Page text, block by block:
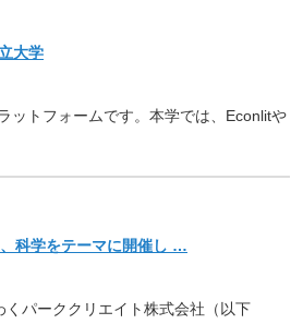
大学
ットフォームです。 本学では、Econlitや
科学をテーマに開催し …
くパーククリエイト株式会社（以下